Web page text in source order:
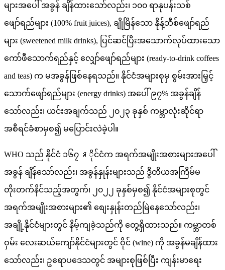
များအပေါ် အခွန် ချိန်ထားသော်လည်း၊ ၁၀၀ ရာနုပန်းသစ်
ဖျော်ရည်များ (100% fruit juices), ချိုမြိန်သော နိုန့်ဘီစ်ဖျော်ရည်
များ (sweetened milk drinks), ပြင်ဆင်ပြီးအသောက်လုပ်ထားသော
ကော်ဖီသောက်ရည်နှင့် လျှော်ဖျော်ရည်များ (ready-to-drink coffees
and teas) က မအခွန်ဖြစ်နေရသည်။ နိုင်ငံအများစုမှ စွမ်းအားမြှင့်
သောက်ဖျော်ရည်များ (energy drinks) အပေါ် ၉၇% အခွန်ချိန်
သော်လည်း၊ ယင်းအချက်သည် ၂၀၂၃ ခုနှစ် ကမ္ဘာလုံးဆိုင်ရာ
အစီရင်ခံစာမှစ၍ မပြောင်းလဲခဲ့ပါ။
WHO သည် နိုင်ငံ ၁၆၇ នိုင်ငံက အရက်အမျိုးအစားများအပေါ်
အခွန် ချိန်သော်လည်း၊ အခွန်နှုန်းများသည် ဒွိတိယအကြိမ်မ
တိုးတက်နိင်သည့်အတွက်၊ ၂၀၂၂ ခုနှစ်မှစ၍ နိုင်ငံအများစုတွင်
အရက်အမျိုးအစားများ၏ စျေးနှုန်းတည်မြဲနေသော်လည်း၊
အချို့နိုင်ငံများတွင် နိမ့်ကျခဲ့သည်ကို တွေ့ရှိထားသည်။ ကမ္ဘာတစ်
ဝှမ်း လေးဆယ်ကျော်နိုင်ငံများတွင် ဝိုင် (wine) ကို အခွန်မချိန်ထား
သော်လည်း၊ ဥရောပဒေသတွင် အများစုဖြစ်ပြီး ကျန်းမာရေး